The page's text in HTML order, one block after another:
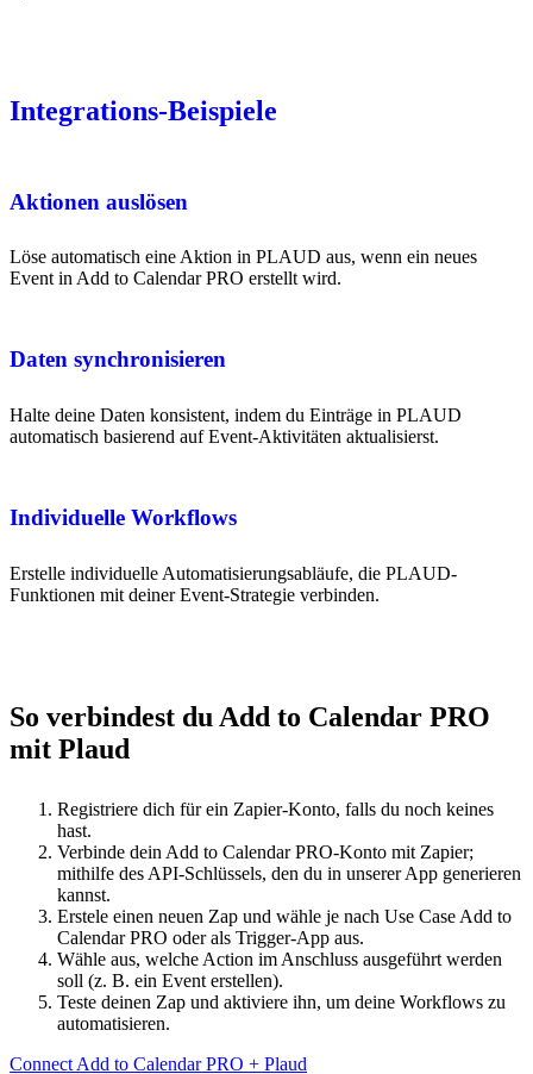
Integrations-Beispiele
Aktionen auslösen
Löse automatisch eine Aktion in PLAUD aus, wenn ein neues
Event in Add to Calendar PRO erstellt wird.
Daten synchronisieren
Halte deine Daten konsistent, indem du Einträge in PLAUD
automatisch basierend auf Event-Aktivitäten aktualisierst.
Individuelle Workflows
Erstelle individuelle Automatisierungsabläufe, die PLAUD-
Funktionen mit deiner Event-Strategie verbinden.
So verbindest du Add to Calendar PRO
mit Plaud
Registriere dich für ein Zapier-Konto, falls du noch keines
hast.
Verbinde dein Add to Calendar PRO-Konto mit Zapier;
mithilfe des API-Schlüssels, den du in unserer App generieren
kannst.
Erstele einen neuen Zap und wähle je nach Use Case Add to
Calendar PRO oder als Trigger-App aus.
Wähle aus, welche Action im Anschluss ausgeführt werden
soll (z. B. ein Event erstellen).
Teste deinen Zap und aktiviere ihn, um deine Workflows zu
automatisieren.
Connect Add to Calendar PRO + Plaud